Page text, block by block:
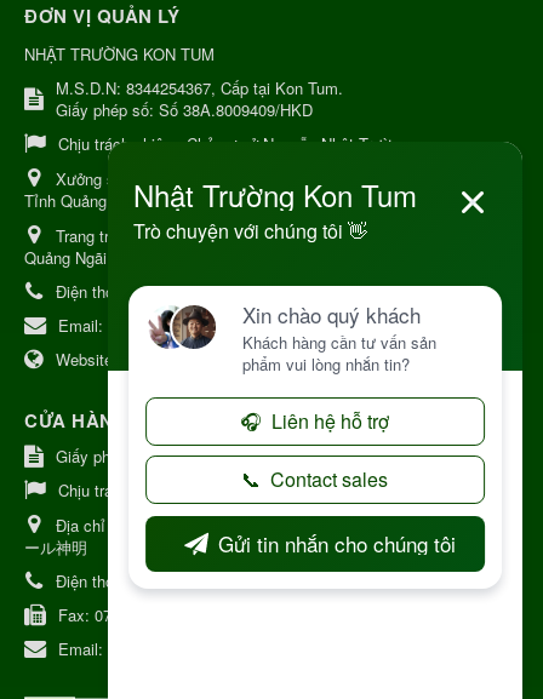
ĐƠN VỊ QUẢN LÝ
NHẬT TRƯỜNG KON TUM
M.S.D.N: 8344254367, Cấp tại Kon Tum.
Giấy phép số: Số 38A.8009409/HKD
Chịu trách nhiệm: Chủ cơ sở Nguyễn Nhật Trường
Xưởng sản xuất:
Tỉnh Quảng Ngải
Trang trại Dược Liệu Hữu Cơ:Khu 37 Hộ Xã Măng Đen Tỉnh
Quảng Ngãi
Điện thoại:+84 906968923
Email:
kinhdoanh@nhattruongkontum.com
Website:
https://www.nhattruongkontum.com
CỬA HÀNG GIỚI THIỆU TẠI NHẬT BẢN
Giấy phép số: 080-9475-1379
Chịu trách nhiệm:
MR THƯƠNG
Địa chỉ Nhật Bản:
日本 愛知県刈谷市神明町6丁目308番地 ファミ
ール神明
Điện thoại:080-9475-1379
Fax: 070-9178-7979
Email: